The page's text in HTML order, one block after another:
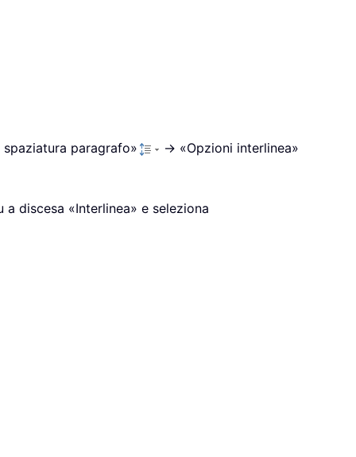
paragrafo»
→ «Opzioni interlinea»
discesa «Interlinea» e seleziona